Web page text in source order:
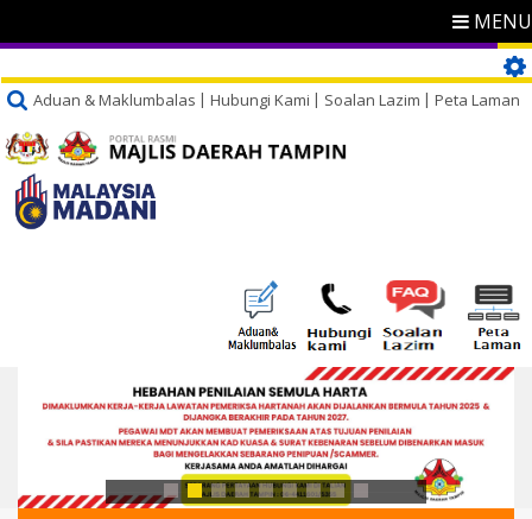
MENU
Aduan & Maklumbalas Hubungi Kami Soalan Lazim Peta Laman